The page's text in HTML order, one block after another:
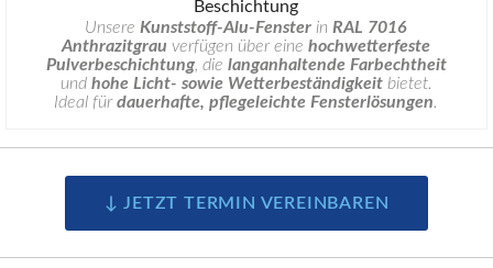
UnsereKunststoff-Alu-Fenster inRAL 7016
Anthrazitgrau verfügen über einehochwetterfeste
Pulverbeschichtung, die langanhaltende Farbechtheit
und hohe Licht- sowie Wetterbeständigkeitbietet.
Ideal fürdauerhafte, pflegeleichte Fensterlösungen.
↓ JETZT TERMIN VEREINBAREN